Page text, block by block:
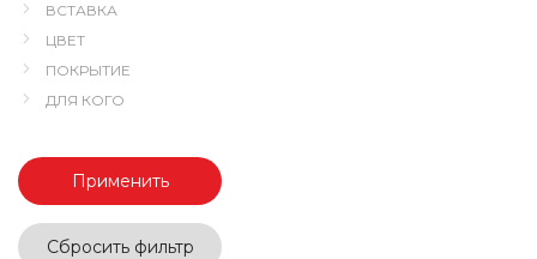
ВСТАВКА
ЦВЕТ
ПОКРЫТИЕ
ДЛЯ КОГО
Применить
Сбросить фильтр